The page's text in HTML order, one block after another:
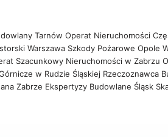
Tarnów Operat Nieruchomości
Warszawa Szkody Pożarowe Opole
Szacunkowy Nieruchomości w Zabrzu
w Rudzie Śląskiej Rzeczoznawca
Zabrze Ekspertyzy Budowlane Śląsk